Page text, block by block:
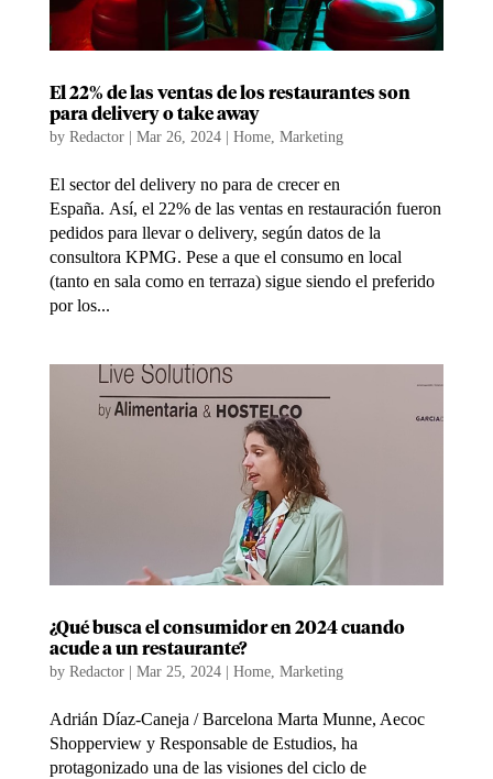
El 22% de las ventas de los restaurantes son
para delivery o take away
by Redactor| Mar 26, 2024| Home, Marketing
El sector del delivery no para de crecer en
España. Así, el 22% de las ventas en restauración fueron
pedidos para llevar o delivery, según datos de la
consultora KPMG. Pese a que el consumo en local
(tanto en sala como en terraza) sigue siendo el preferido
por los...
¿Qué busca el consumidor en 2024 cuando
acude a un restaurante?
by Redactor| Mar 25, 2024| Home, Marketing
Adrián Díaz-Caneja / Barcelona Marta Munne, Aecoc
Shopperview y Responsable de Estudios, ha
protagonizado una de las visiones del ciclo de